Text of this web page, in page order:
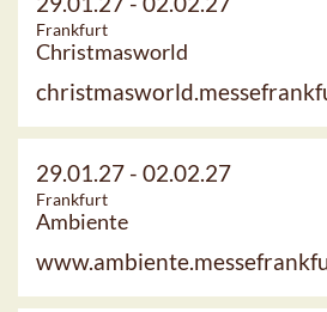
Frankfurt
Christmasworld
29.01.27 - 02.02.27
Frankfurt
Ambiente